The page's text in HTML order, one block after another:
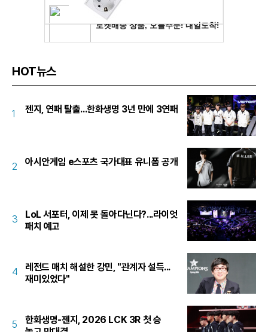
HOT뉴스
1 젠지, 연패 탈출...한화생명 3년 만에 3연패
2 아시안게임 e스포츠 국가대표 유니폼 공개
3
LoL 서포터, 이제 못 돌아다닌다?...라이엇
패치 예고
4
레전드 매치 해설한 강민, "관계자 설득...
재미있었다"
5
한화생명-젠지, 2026 LCK 3R 첫 승